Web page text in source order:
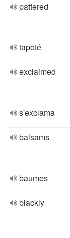
pattered
tapoté
exclaimed
s'exclama
balsams
baumes
blackly